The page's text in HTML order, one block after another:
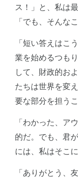
ス！」と、私は
「でも、そんな
「短い答えはこ
業を始めるつも
して、財政的お
たちは世界を変
要な部分を担う
「わかった、ア
的だ。でも、君
には、私はそこ
「ありがとう、